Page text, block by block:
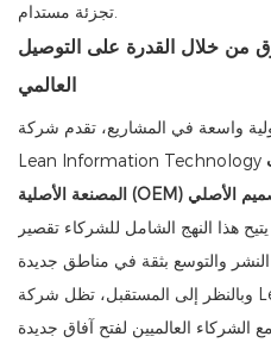
تجزئة مستدام.
من خلال القدرة على التوصيل
العالمي
واسعة في المشاريع، تقدم شركة
Lean Information Technology
هذا النهج الشامل للشركاء تقصير
وبالنظر إلى المستقبل، تظل شركة Lean ملتزمة بتطوير تقنيات
العالميين لفتح آفاق جديدة